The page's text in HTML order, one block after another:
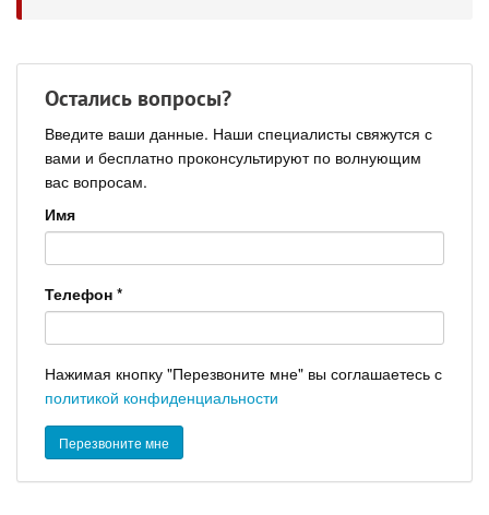
Остались вопросы?
Введите ваши данные. Наши специалисты свяжутся с
вами и бесплатно проконсультируют по волнующим
вас вопросам.
Имя
Телефон *
Нажимая кнопку "Перезвоните мне" вы соглашаетесь с
политикой конфиденциальности